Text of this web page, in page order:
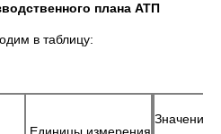
плана АТП
в таблицу:
Значение